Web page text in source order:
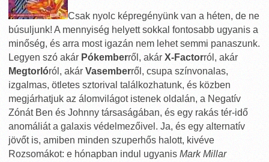
Csak nyolc képregényünk van a héten, de ne
búsuljunk! A mennyiség helyett sokkal fontosabb ugyanis a
minőség, és arra most igazán nem lehet semmi panaszunk.
Legyen szó akár Pókemberről, akár X-Factorról, akár
Megtorlóról, akár Vasemberről, csupa színvonalas,
izgalmas, ötletes sztorival találkozhatunk, és közben
megjárhatjuk az álomvilágot istenek oldalán, a Negatív
Zónát Ben és Johnny társaságában, és egy rakás tér-idő
anomáliát a galaxis védelmezőivel. Ja, és egy alternatív
jövőt is, amiben minden szuperhős halott, kivéve
Rozsomákot: e hónapban indul ugyanis Mark Millar